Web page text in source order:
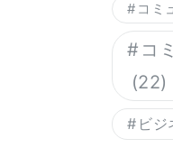
コミ
コ
(22)
ビジ